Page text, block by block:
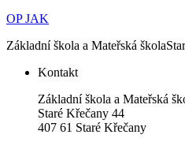
OP JAK
Základní škola a Mateřská škola
Kontakt
Základní škola a Mateřská
Staré Křečany 44
407 61 Staré Křečany